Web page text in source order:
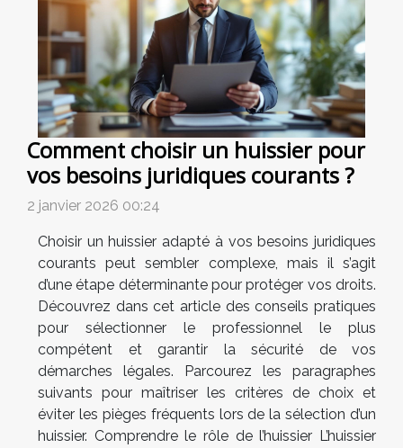
Comment choisir un huissier pour
vos besoins juridiques courants ?
2 janvier 2026 00:24
Choisir un huissier adapté à vos besoins juridiques
courants peut sembler complexe, mais il s’agit
d’une étape déterminante pour protéger vos droits.
Découvrez dans cet article des conseils pratiques
pour sélectionner le professionnel le plus
compétent et garantir la sécurité de vos
démarches légales. Parcourez les paragraphes
suivants pour maîtriser les critères de choix et
éviter les pièges fréquents lors de la sélection d’un
huissier. Comprendre le rôle de l’huissier L’huissier